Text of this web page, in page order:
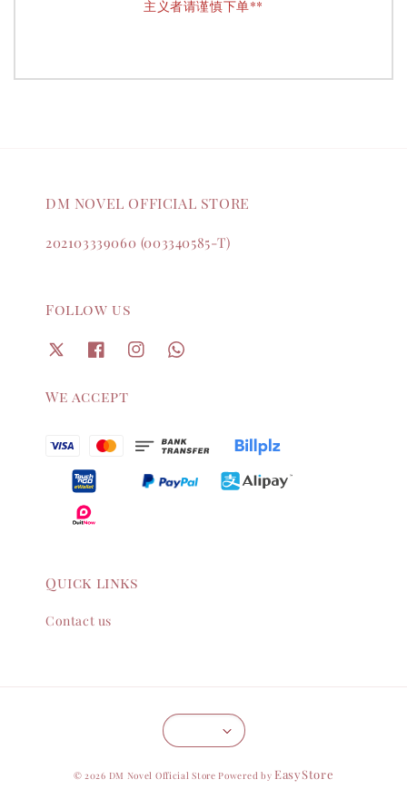
主义者请谨慎下单**
DM NOVEL OFFICIAL STORE
202103339060 (003340585-T)
Follow us
We accept
Quick links
Contact us
© 2026 DM Novel Official Store Powered by EasyStore